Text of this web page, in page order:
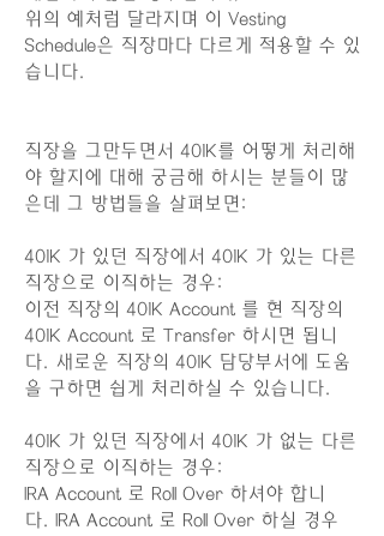
위의 예처럼 달라지며 이 Vesting
Schedule은 직장마다 다르게 적용할 수 있
습니다.
직장을 그만두면서 401K를 어떻게 처리해
야 할지에 대해 궁금해 하시는 분들이 많
은데 그 방법들을 살펴보면:
401K 가 있던 직장에서 401K 가 있는 다른
직장으로 이직하는 경우:
이전 직장의 401K Account 를 현 직장의
401K Account 로 Transfer 하시면 됩니
다. 새로운 직장의 401K 담당부서에 도움
을 구하면 쉽게 처리하실 수 있습니다.
401K 가 있던 직장에서 401K 가 없는 다른
직장으로 이직하는 경우:
IRA Account 로 Roll Over 하셔야 합니
다. IRA Account 로 Roll Over 하실 경우